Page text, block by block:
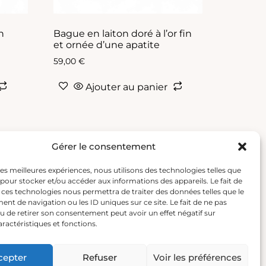
Gérer le consentement
meilleures expériences, nous utilisons des technologies telles que
stocker et/ou accéder aux informations des appareils. Le fait de
technologies nous permettra de traiter des données telles que le
de navigation ou les ID uniques sur ce site. Le fait de ne pas
de retirer son consentement peut avoir un effet négatif sur
et fonctions.
Refuser Voir les préférences
Bague en laiton doré à l’or fin
et ornée d’une apatite
59,00€
Ajouter au panier